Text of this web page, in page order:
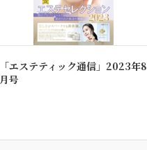
「エステティック通信」2023年8
月号